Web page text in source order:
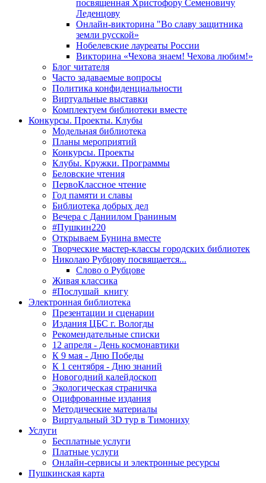
посвященная Христофору Семеновичу
Леденцову
Онлайн-викторина "Во славу защитника
земли русской»
Нобелевские лауреаты России
Викторина «Чехова знаем! Чехова любим!»
Блог читателя
Часто задаваемые вопросы
Политика конфиденциальности
Виртуальные выставки
Комплектуем библиотеки вместе
Конкурсы. Проекты. Клубы
Модельная библиотека
Планы мероприятий
Конкурсы. Проекты
Клубы. Кружки. Программы
Беловские чтения
ПервоКлассное чтение
Год памяти и славы
Библиотека добрых дел
Вечера с Даниилом Граниным
#Пушкин220
Открываем Бунина вместе
Творческие мастер-классы городских библиотек
Николаю Рубцову посвящается...
Слово о Рубцове
Живая классика
#Послушай_книгу
Электронная библиотека
Презентации и сценарии
Издания ЦБС г. Вологды
Рекомендательные списки
12 апреля - День космонавтики
К 9 мая - Дню Победы
К 1 сентября - Дню знаний
Новогодний калейдоскоп
Экологическая страничка
Оцифрованные издания
Методические материалы
Виртуальный 3D тур в Тимониху
Услуги
Бесплатные услуги
Платные услуги
Онлайн-сервисы и электронные ресурсы
Пушкинская карта